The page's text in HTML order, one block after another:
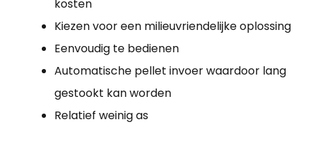
kosten
Kiezen voor een milieuvriendelijke oplossing
Eenvoudig te bedienen
Automatische pellet invoer waardoor lang
gestookt kan worden
Relatief weinig as